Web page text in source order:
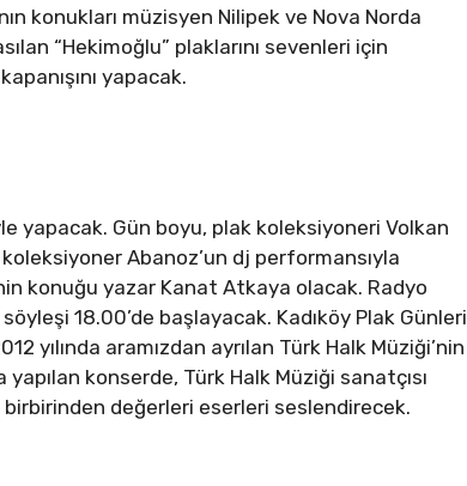
konukları müzisyen Nilipek ve Nova Norda
“Hekimoğlu” plaklarını sevenleri için
yapacak.
yapacak. Gün boyu, plak koleksiyoneri Volkan
Abanoz’un dj performansıyla
konuğu yazar Kanat Atkaya olacak. Radyo
18.00’de başlayacak. Kadıköy Plak Günleri
yılında aramızdan ayrılan Türk Halk Müziği’nin
yapılan konserde, Türk Halk Müziği sanatçısı
değerleri eserleri seslendirecek.